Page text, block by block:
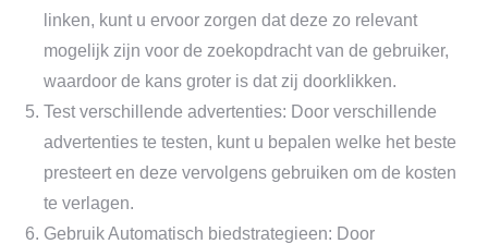
linken, kunt u ervoor zorgen dat deze zo relevant
mogelijk zijn voor de zoekopdracht van de gebruiker,
waardoor de kans groter is dat zij doorklikken.
Test verschillende advertenties: Door verschillende
advertenties te testen, kunt u bepalen welke het beste
presteert en deze vervolgens gebruiken om de kosten
te verlagen.
Gebruik Automatisch biedstrategieen: Door